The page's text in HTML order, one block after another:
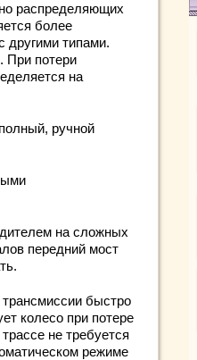
распределяющих
более
другими типами.
При потери
на
ручной
на сложных
передний мост
быстро
колесо при потере
не требуется
режиме